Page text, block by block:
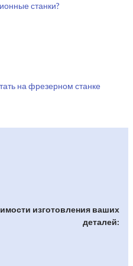
станки?
на фрезерном станке
изготовления ваших
деталей: